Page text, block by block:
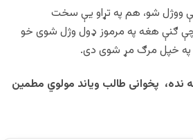
ووژل شو، هم په تړاو یې سخت
چې ګنې هغه په مرموز ډول وژل شوی خو
خپل مرګ مړ شوی دی.
پخوانی طالب ویاند مولوي مطمین